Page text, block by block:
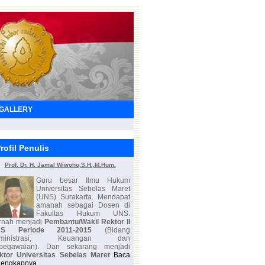
Penulis
Prof. Dr. H. Jamal Wiwoho,S.H.,M.Hum.
Guru besar Ilmu Hukum
Universitas Sebelas Maret
(UNS) Surakarta. Mendapat
amanah sebagai Dosen di
Fakultas Hukum UNS.
menjadi Pembantu/Wakil Rektor II
Periode 2011-2015 (Bidang
Administrasi, Keuangan dan
Dan sekarang menjadi
Universitas Sebelas Maret Baca